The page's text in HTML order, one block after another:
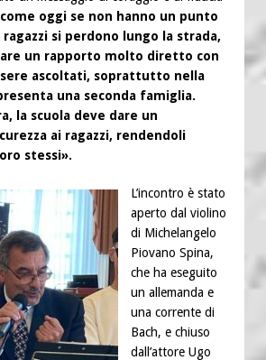
oggi se non hanno un punto
si perdono lungo la strada,
un rapporto molto diretto con
ascoltati, soprattutto nella
una seconda famiglia.
la scuola deve dare un
ai ragazzi, rendendoli
stessi».
L’incontro è stato
aperto dal violino
di Michelangelo
Piovano Spina,
che ha eseguito
un allemanda e
una corrente di
Bach, e chiuso
dall’attore Ugo